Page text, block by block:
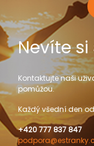
Nevíte si
Kontaktujte naši
pomůžou.
Každý všední den
+420 777 837 847